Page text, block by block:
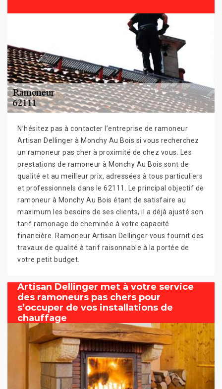
N’hésitez pas à contacter l’entreprise de ramoneur
Artisan Dellinger à Monchy Au Bois si vous recherchez
un ramoneur pas cher à proximité de chez vous. Les
prestations de ramoneur à Monchy Au Bois sont de
qualité et au meilleur prix, adressées à tous particuliers
et professionnels dans le 62111. Le principal objectif de
ramoneur à Monchy Au Bois étant de satisfaire au
maximum les besoins de ses clients, il a déjà ajusté son
tarif ramonage de cheminée à votre capacité
financière. Ramoneur Artisan Dellinger vous fournit des
travaux de qualité à tarif raisonnable à la portée de
votre petit budget.
Artisan Dellinger met à votre service
des ramoneurs pas chers pour
s’occuper de vos installations de
chauffage